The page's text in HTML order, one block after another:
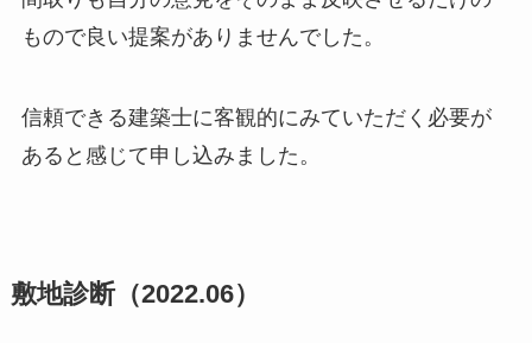
もので良い提案がありませんでした。
信頼できる建築士に客観的にみていただく必要が
あると感じて申し込みました。
敷地診断（2022.06）